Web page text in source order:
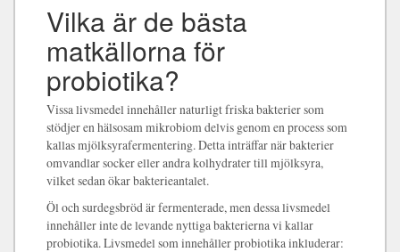
Vilka är de bästa
matkällorna för
probiotika?
Vissa livsmedel innehåller naturligt friska bakterier som
stödjer en hälsosam mikrobiom delvis genom en process som
kallas mjölksyrafermentering. Detta inträffar när bakterier
omvandlar socker eller andra kolhydrater till mjölksyra,
vilket sedan ökar bakterieantalet.
Öl och surdegsbröd är fermenterade, men dessa livsmedel
innehåller inte de levande nyttiga bakterierna vi kallar
probiotika. Livsmedel som innehåller probiotika inkluderar: